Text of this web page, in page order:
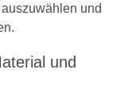
und
und